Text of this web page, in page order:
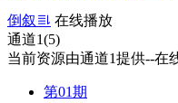
倒叙
在线播放
通道1(5)
当前资源由通道1提供--在
第01期